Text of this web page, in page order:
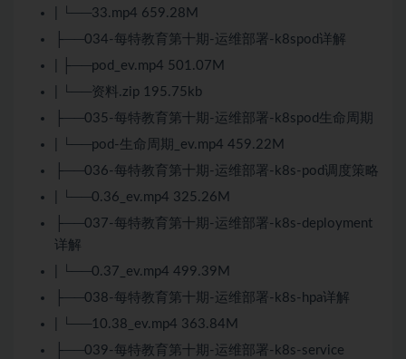
| └──33.mp4 659.28M
├──034-每特教育第十期-运维部署-k8spod详解
| ├──pod_ev.mp4 501.07M
| └──资料.zip 195.75kb
├──035-每特教育第十期-运维部署-k8spod生命周期
| └──pod-生命周期_ev.mp4 459.22M
├──036-每特教育第十期-运维部署-k8s-pod调度策略
| └──0.36_ev.mp4 325.26M
├──037-每特教育第十期-运维部署-k8s-deployment
详解
| └──0.37_ev.mp4 499.39M
├──038-每特教育第十期-运维部署-k8s-hpa详解
| └──10.38_ev.mp4 363.84M
├──039-每特教育第十期-运维部署-k8s-service